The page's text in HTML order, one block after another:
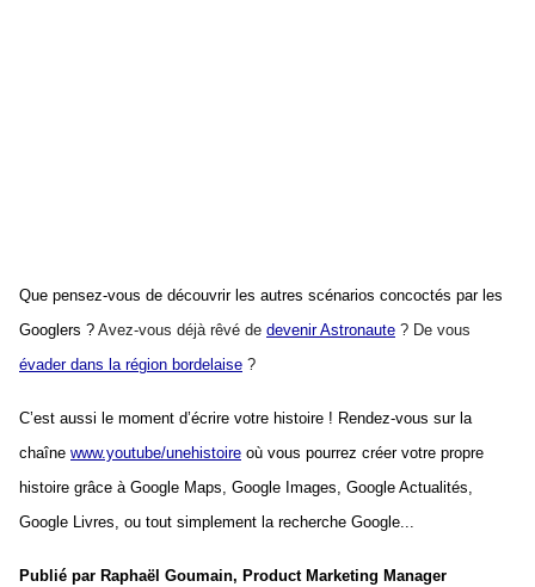
Que pensez-vous de découvrir les autres scénarios concoctés par les
Googlers ? Avez-vous déjà rêvé de devenir Astronaute ? De vous
évader dans la région bordelaise ?
C’est aussi le moment d’écrire votre histoire ! Rendez-vous sur la
chaîne www.youtube/unehistoire où vous pourrez créer votre propre
histoire grâce à Google Maps, Google Images, Google Actualités,
Google Livres, ou tout simplement la recherche Google...
Publié par Raphaël Goumain, Product Marketing Manager